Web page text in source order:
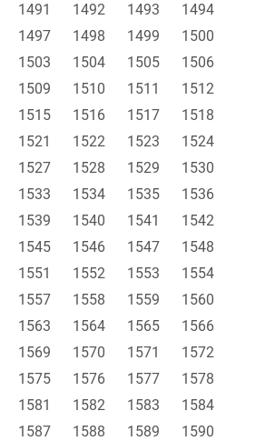
1491 1492 1493
1494
1497 1498 1499
1500
1503 1504 1505
1506
1509 1510 1511
1512
1515 1516 1517
1518
1521 1522 1523
1524
1527 1528 1529
1530
1533 1534 1535
1536
1539 1540 1541
1542
1545 1546 1547
1548
1551 1552 1553
1554
1557 1558 1559
1560
1563 1564 1565
1566
1569 1570 1571
1572
1575 1576 1577
1578
1581 1582 1583
1584
1587 1588 1589
1590